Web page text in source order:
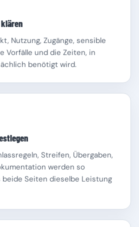
Thüringen
Nutzung, Zugänge, sensible
Vorfälle und die Zeiten, in
benötigt wird.
Streifen, Übergaben,
werden so
Seiten dieselbe Leistung